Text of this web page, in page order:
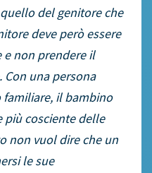
del genitore che
deve però essere
non prendere il
una persona
il bambino
più cosciente delle
non vuol dire che un
le sue